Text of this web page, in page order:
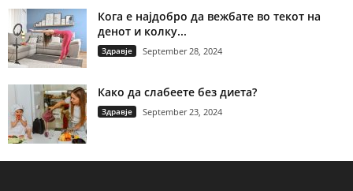
Кога е најдобро да вежбате во текот на
денот и колку...
Здравје September 28, 2024
Како да слабеете без диета?
Здравје September 23, 2024